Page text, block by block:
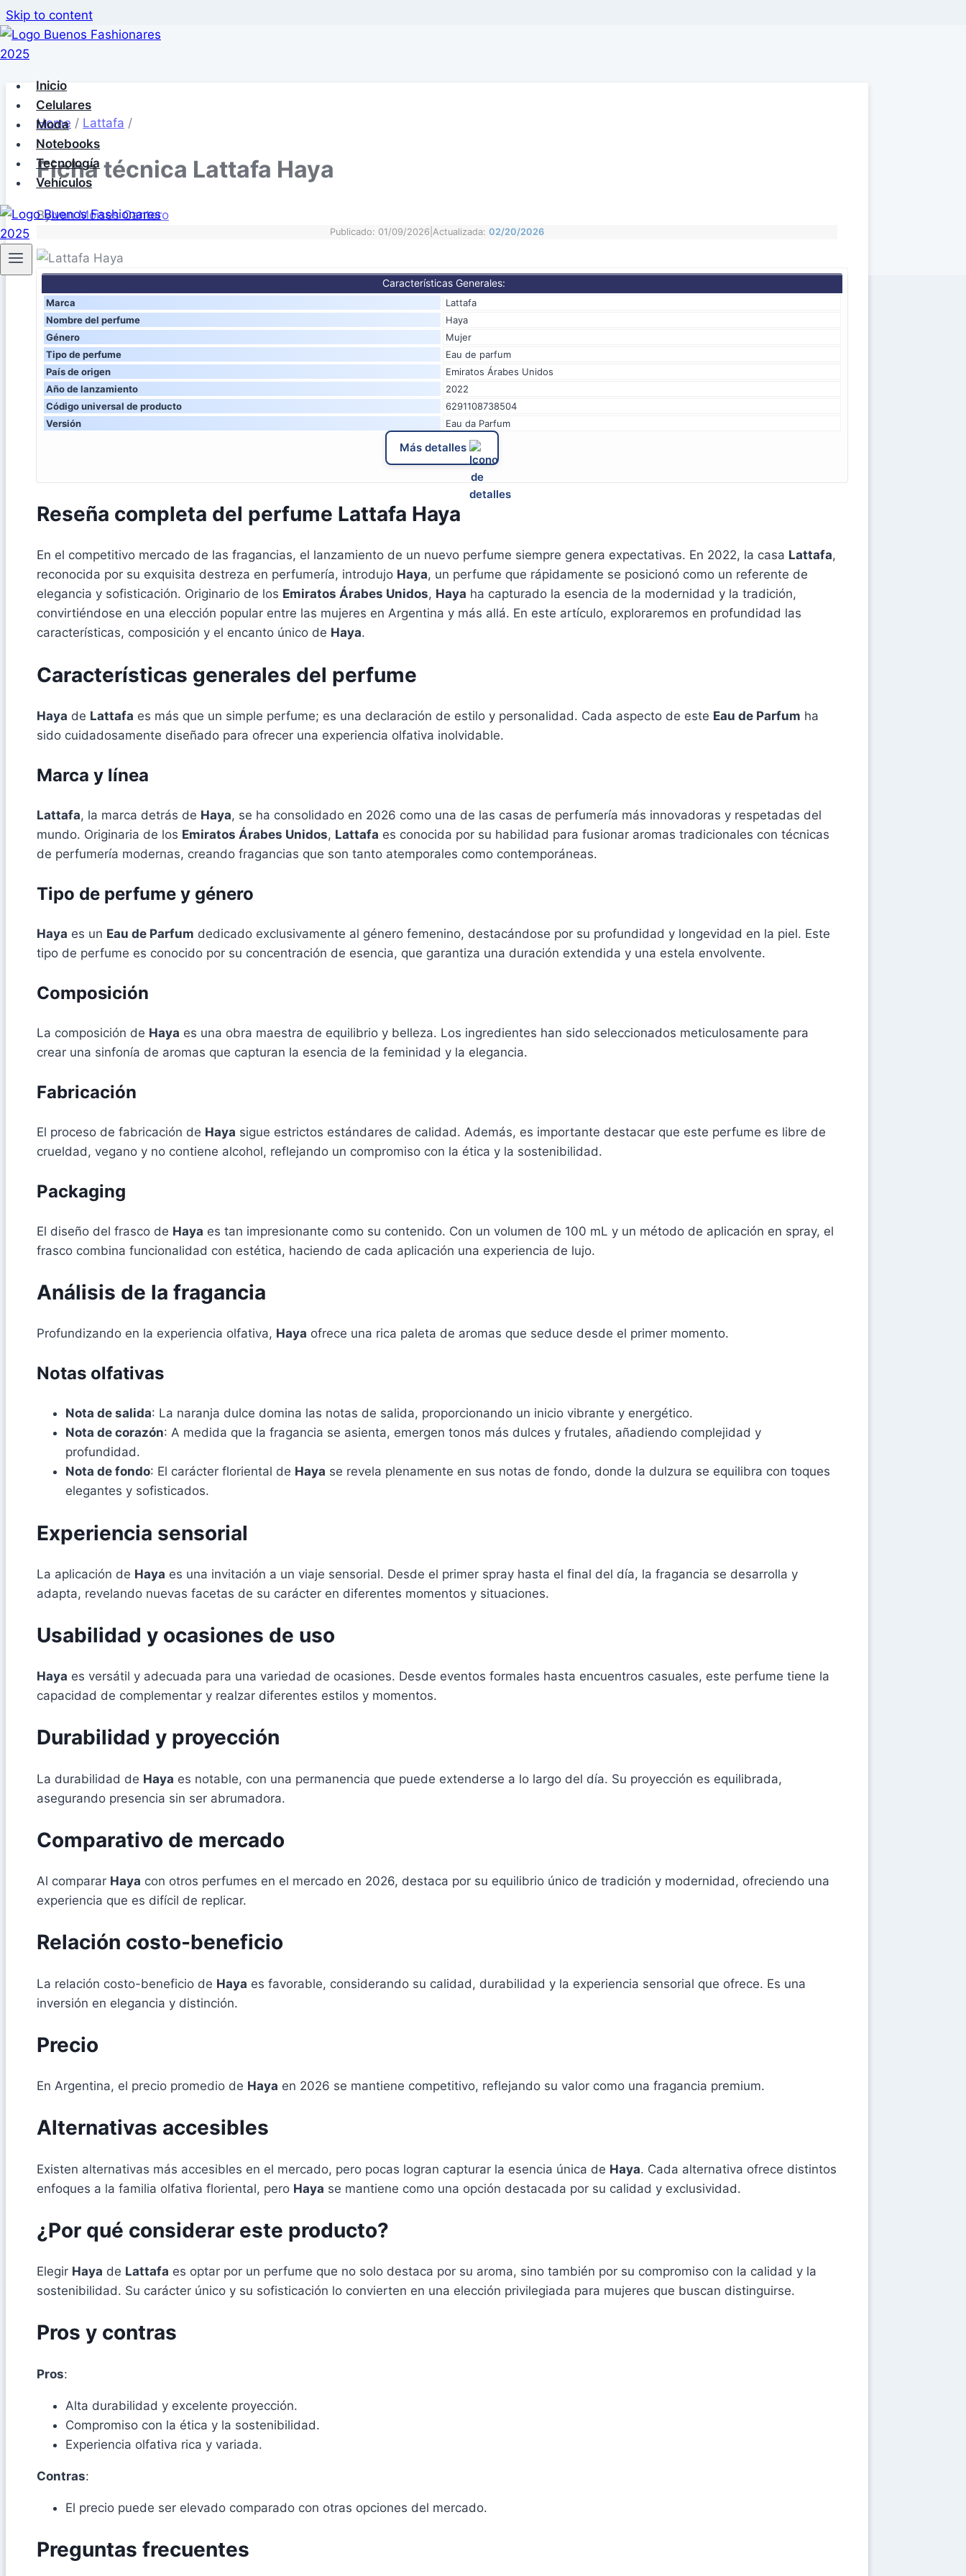
Skip to content
Inicio
Celulares
Moda
Notebooks
Tecnología
Vehículos
Home / Lattafa /
Ficha técnica Lattafa Haya
ByIvan Moises Cantero
Publicado: 01/09/2026 Actualizada: 02/20/2026
Características Generales:
Marca
Lattafa
Nombre del perfume
Haya
Género
Mujer
Tipo de perfume
Eau de parfum
País de origen
Emiratos Árabes Unidos
Año de lanzamiento
2022
Código universal de producto
6291108738504
Versión
Eau da Parfum
Más detalles
Reseña completa del perfume Lattafa Haya
En el competitivo mercado de las fragancias, el lanzamiento de un nuevo perfume siempre genera expectativas. En 2022, la casa Lattafa,
reconocida por su exquisita destreza en perfumería, introdujo Haya, un perfume que rápidamente se posicionó como un referente de
elegancia y sofisticación. Originario de los Emiratos Árabes Unidos, Haya ha capturado la esencia de la modernidad y la tradición,
convirtiéndose en una elección popular entre las mujeres en Argentina y más allá. En este artículo, exploraremos en profundidad las
características, composición y el encanto único de Haya.
Características generales del perfume
Haya de Lattafa es más que un simple perfume; es una declaración de estilo y personalidad. Cada aspecto de este Eau de Parfum ha
sido cuidadosamente diseñado para ofrecer una experiencia olfativa inolvidable.
Marca y línea
Lattafa, la marca detrás de Haya, se ha consolidado en 2026 como una de las casas de perfumería más innovadoras y respetadas del
mundo. Originaria de los Emiratos Árabes Unidos, Lattafa es conocida por su habilidad para fusionar aromas tradicionales con técnicas
de perfumería modernas, creando fragancias que son tanto atemporales como contemporáneas.
Tipo de perfume y género
Haya es un Eau de Parfum dedicado exclusivamente al género femenino, destacándose por su profundidad y longevidad en la piel. Este
tipo de perfume es conocido por su concentración de esencia, que garantiza una duración extendida y una estela envolvente.
Composición
La composición de Haya es una obra maestra de equilibrio y belleza. Los ingredientes han sido seleccionados meticulosamente para
crear una sinfonía de aromas que capturan la esencia de la feminidad y la elegancia.
Fabricación
El proceso de fabricación de Haya sigue estrictos estándares de calidad. Además, es importante destacar que este perfume es libre de
crueldad, vegano y no contiene alcohol, reflejando un compromiso con la ética y la sostenibilidad.
Packaging
El diseño del frasco de Haya es tan impresionante como su contenido. Con un volumen de 100 mL y un método de aplicación en spray, el
frasco combina funcionalidad con estética, haciendo de cada aplicación una experiencia de lujo.
Análisis de la fragancia
Profundizando en la experiencia olfativa, Haya ofrece una rica paleta de aromas que seduce desde el primer momento.
Notas olfativas
Nota de salida: La naranja dulce domina las notas de salida, proporcionando un inicio vibrante y energético.
Nota de corazón: A medida que la fragancia se asienta, emergen tonos más dulces y frutales, añadiendo complejidad y
profundidad.
Nota de fondo: El carácter floriental de Haya se revela plenamente en sus notas de fondo, donde la dulzura se equilibra con toques
elegantes y sofisticados.
Experiencia sensorial
La aplicación de Haya es una invitación a un viaje sensorial. Desde el primer spray hasta el final del día, la fragancia se desarrolla y
adapta, revelando nuevas facetas de su carácter en diferentes momentos y situaciones.
Usabilidad y ocasiones de uso
Haya es versátil y adecuada para una variedad de ocasiones. Desde eventos formales hasta encuentros casuales, este perfume tiene la
capacidad de complementar y realzar diferentes estilos y momentos.
Durabilidad y proyección
La durabilidad de Haya es notable, con una permanencia que puede extenderse a lo largo del día. Su proyección es equilibrada,
asegurando presencia sin ser abrumadora.
Comparativo de mercado
Al comparar Haya con otros perfumes en el mercado en 2026, destaca por su equilibrio único de tradición y modernidad, ofreciendo una
experiencia que es difícil de replicar.
Relación costo-beneficio
La relación costo-beneficio de Haya es favorable, considerando su calidad, durabilidad y la experiencia sensorial que ofrece. Es una
inversión en elegancia y distinción.
Precio
En Argentina, el precio promedio de Haya en 2026 se mantiene competitivo, reflejando su valor como una fragancia premium.
Alternativas accesibles
Existen alternativas más accesibles en el mercado, pero pocas logran capturar la esencia única de Haya. Cada alternativa ofrece distintos
enfoques a la familia olfativa floriental, pero Haya se mantiene como una opción destacada por su calidad y exclusividad.
¿Por qué considerar este producto?
Elegir Haya de Lattafa es optar por un perfume que no solo destaca por su aroma, sino también por su compromiso con la calidad y la
sostenibilidad. Su carácter único y su sofisticación lo convierten en una elección privilegiada para mujeres que buscan distinguirse.
Pros y contras
Pros:
Alta durabilidad y excelente proyección.
Compromiso con la ética y la sostenibilidad.
Experiencia olfativa rica y variada.
Contras:
El precio puede ser elevado comparado con otras opciones del mercado.
Preguntas frecuentes